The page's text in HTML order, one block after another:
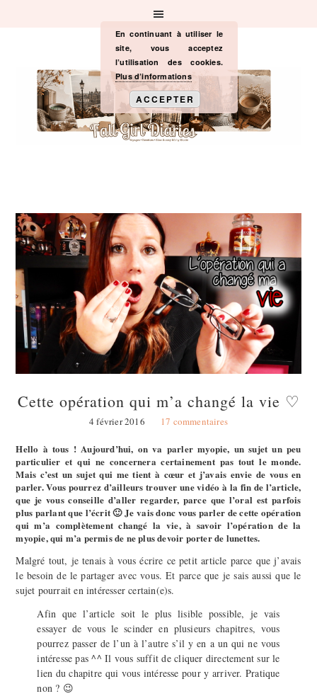
principale
Cette opération qui m’a changé la vie ♡
4 février 2016 17 commentaires
Hello à tous ! Aujourd’hui, on va parler myopie, un sujet un peu
particulier et qui ne concernera certainement pas tout le monde.
Mais c’est un sujet qui me tient à cœur et j’avais envie de vous en
parler. Vous pourrez d’ailleurs trouver une vidéo à la fin de l’article,
que je vous conseille d’aller regarder, parce que l’oral est parfois
plus parlant que l’écrit 🙂 Je vais donc vous parler de cette opération
qui m’a complètement changé la vie, à savoir l’opération de la
myopie, qui m’a permis de ne plus devoir porter de lunettes.
Malgré tout, je tenais à vous écrire ce petit article parce que j’avais
le besoin de le partager avec vous. Et parce que je sais aussi que le
sujet pourrait en intéresser certain(e)s.
Afin que l’article soit le plus lisible possible, je vais
essayer de vous le scinder en plusieurs chapitres, vous
pourrez passer de l’un à l’autre s’il y en a un qui ne vous
intéresse pas ^^ Il vous suffit de cliquer directement sur le
lien du chapitre qui vous intéresse pour y arriver. Pratique
non ? 😉
En continuant à utiliser le
site, vous acceptez
l’utilisation des cookies.
Plus d’informations
ACCEPTER